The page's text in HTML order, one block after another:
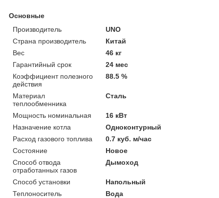
Основные
Производитель
UNO
Страна производитель
Китай
Вес
46 кг
Гарантийный срок
24 мес
Коэффициент полезного
действия
88.5 %
Материал
теплообменника
Сталь
Мощность номинальная
16 кВт
Назначение котла
Одноконтурный
Расход газового топлива
0.7 куб. м/час
Состояние
Новое
Способ отвода
отработанных газов
Дымоход
Способ установки
Напольный
Теплоноситель
Вода